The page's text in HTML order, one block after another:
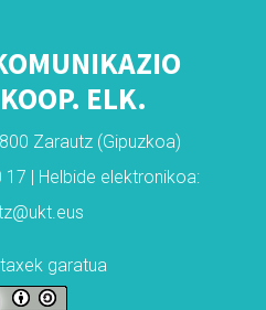
ELK.
Zarautz (Gipuzkoa)
| Helbide elektronikoa:
garatua